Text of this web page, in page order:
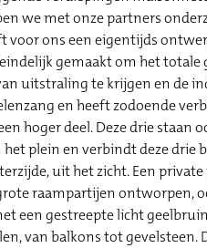
we met onze partners
voor ons een eigentijds
gemaakt om het
uitstraling te krijgen en de
en heeft zodoende
hoger deel. Deze drie staan
plein en verbindt deze drie
uit het zicht. Een
raampartijen ontworpen,
een gestreepte licht
van balkons tot